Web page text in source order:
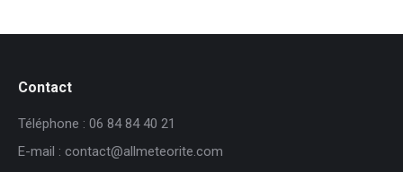
Contact
Téléphone : 06 84 84 40 21
E-mail : contact@allmeteorite.com